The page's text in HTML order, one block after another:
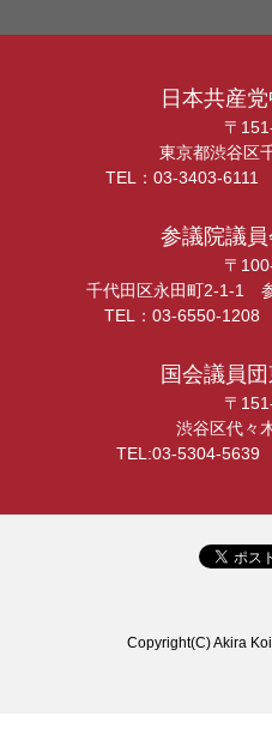
日本共産
〒
東京都渋谷区
TEL：03-3403-6111
参議院議
〒
千代田区永田町2-1-1
TEL：03-6550-1208
国会議員
〒
渋谷区代々
TEL:03-5304-5639
Copyright(C) Akira